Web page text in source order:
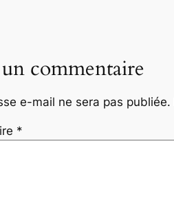
commentaire
e-mail ne sera pas publiée.
*